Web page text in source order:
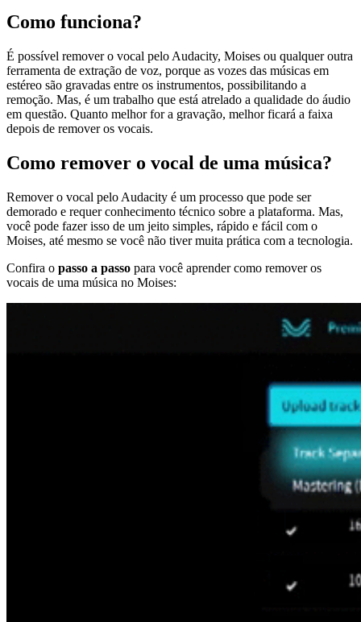
Como funciona?
É possível remover o vocal pelo Audacity, Moises ou qualquer outra
ferramenta de extração de voz, porque as vozes das músicas em
estéreo são gravadas entre os instrumentos, possibilitando a
remoção. Mas, é um trabalho que está atrelado a qualidade do áudio
em questão. Quanto melhor for a gravação, melhor ficará a faixa
depois de remover os vocais.
Como remover o vocal de uma música?
Remover o vocal pelo Audacity é um processo que pode ser
demorado e requer conhecimento técnico sobre a plataforma. Mas,
você pode fazer isso de um jeito simples, rápido e fácil com o
Moises, até mesmo se você não tiver muita prática com a tecnologia.
Confira o passo a passo para você aprender como remover os
vocais de uma música no Moises: